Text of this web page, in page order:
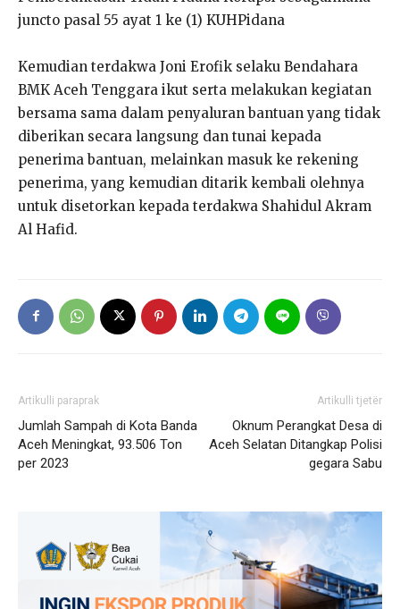
juncto pasal 55 ayat 1 ke (1) KUHPidana
Kemudian terdakwa Joni Erofik selaku Bendahara
BMK Aceh Tenggara ikut serta melakukan kegiatan
bersama sama dalam penyaluran bantuan yang tidak
diberikan secara langsung dan tunai kepada
penerima bantuan, melainkan masuk ke rekening
penerima, yang kemudian ditarik kembali olehnya
untuk disetorkan kepada terdakwa Shahidul Akram
Al Hafid.
Artikulli paraprak
Jumlah Sampah di Kota Banda
Aceh Meningkat, 93.506 Ton
per 2023
Artikulli tjetër
Oknum Perangkat Desa di
Aceh Selatan Ditangkap Polisi
gegara Sabu